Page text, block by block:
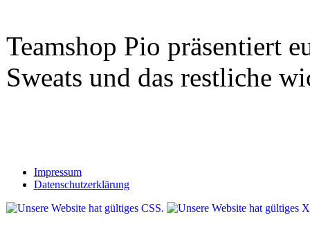
Teamshop Pio präsentiert
Sweats und das restliche
Impressum
Datenschutzerklärung